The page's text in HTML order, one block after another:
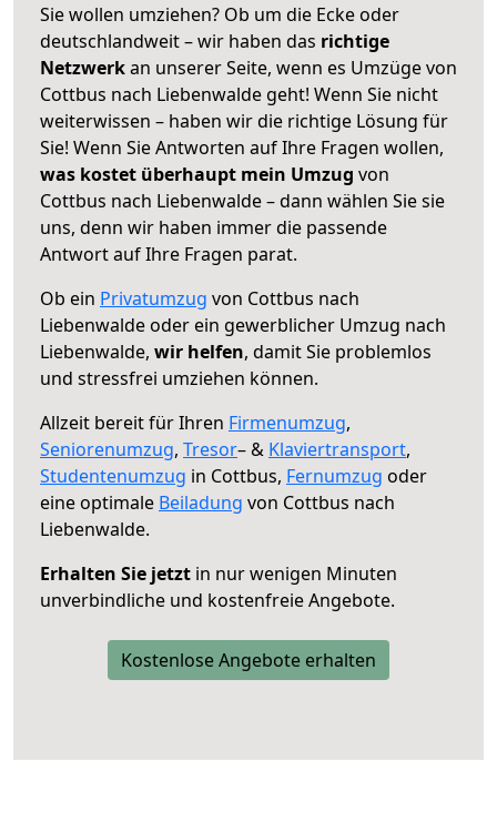
Sie wollen umziehen? Ob um die Ecke oder
deutschlandweit – wir haben das richtige
Netzwerkan unserer Seite, wenn es Umzüge von
Cottbus nach Liebenwalde geht! Wenn Sie nicht
weiterwissen – haben wir die richtige Lösung für
Sie! Wenn Sie Antworten auf Ihre Fragen wollen,
was kostet überhaupt mein Umzug von
Cottbus nach Liebenwalde – dann wählen Sie sie
uns, denn wir haben immer die passende
Antwort auf Ihre Fragen parat.
Ob ein Privatumzug von Cottbus nach
Liebenwalde oder ein gewerblicher Umzug nach
Liebenwalde, wir helfen, damit Sie problemlos
und stressfrei umziehen können.
Allzeit bereit für Ihren Firmenumzug,
Seniorenumzug, Tresor– & Klaviertransport,
Studentenumzug in Cottbus, Fernumzug oder
eine optimale Beiladung von Cottbus nach
Liebenwalde.
Erhalten Sie jetzt in nur wenigen Minuten
unverbindliche und kostenfreie Angebote.
Kostenlose Angebote erhalten